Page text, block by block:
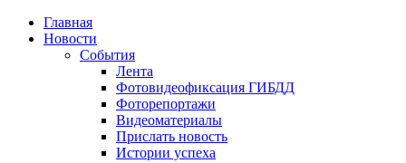
Главная
Новости
События
Лента
Фотовидеофиксация ГИБДД
Фоторепортажи
Видеоматериалы
Прислать новость
Истории успеха